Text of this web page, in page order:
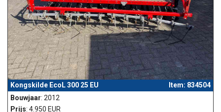
Kongskilde EcoL 300 25 EU
Item: 834504
Bouwjaar: 2012
Prijs: 4.950 EUR